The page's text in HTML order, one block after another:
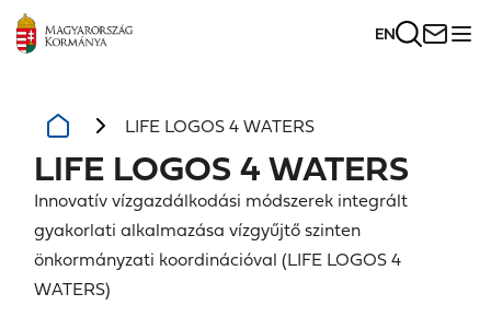
EN
LIFE LOGOS 4 WATERS
LIFE LOGOS 4 WATERS
Innovatív vízgazdálkodási módszerek integrált
gyakorlati alkalmazása vízgyűjtő szinten
önkormányzati koordinációval (LIFE LOGOS 4
WATERS)